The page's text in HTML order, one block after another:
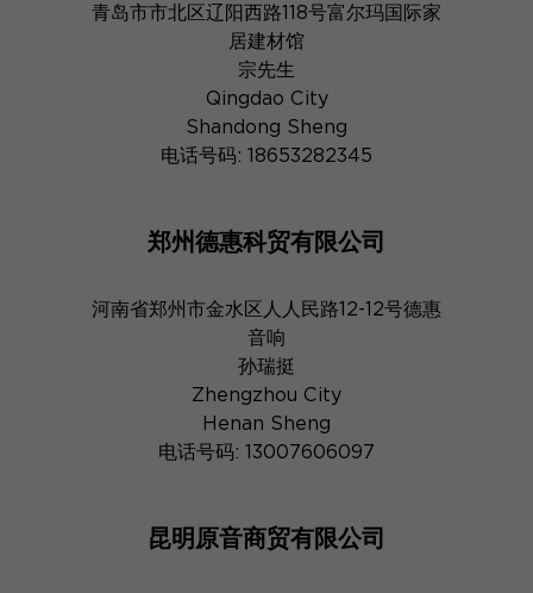
青岛市市北区辽阳西路118号富尔玛国际家
居建材馆
宗先生
Qingdao City
Shandong Sheng
电话号码: 18653282345
郑州德惠科贸有限公司
河南省郑州市金水区人人民路12-12号德惠
音响
孙瑞挺
Zhengzhou City
Henan Sheng
电话号码: 13007606097
昆明原音商贸有限公司